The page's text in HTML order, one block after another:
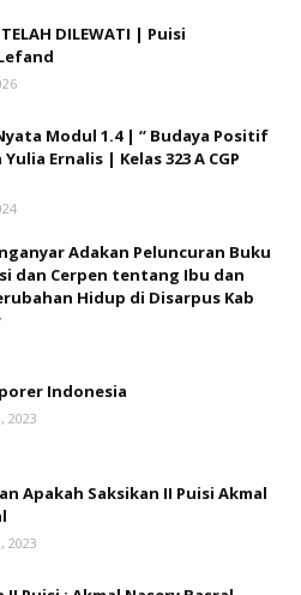
DILEWATI | Puisi
Modul 1.4 | “ Budaya Positif
Ernalis | Kelas 323 A CGP
Adakan Peluncuran Buku
dan Cerpen tentang Ibu dan
Hidup di Disarpus Kab
Indonesia
2023
Apakah Saksikan II Puisi Akmal
2023